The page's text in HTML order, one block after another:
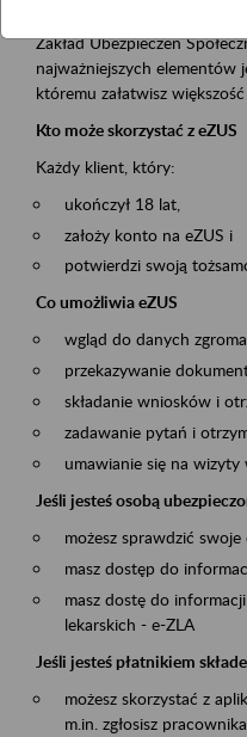
Zakład Ubezpieczeń
najważniejszych elementów
któremu załatwisz
Kto może skorzystać z eZUS
Każdy klient, który:
ukończył 18 lat,
założy konto na eZUS i
potwierdzi swoją
Co umożliwia eZUS
wgląd do danych
przekazywanie
składanie wniosków i
zadawanie pytań i
umawianie się na wizyty
Jeśli jesteś osobą
możesz sprawdzić
masz dostęp do
masz dostę do
lekarskich - e-ZLA
Jeśli jesteś płatnikiem
możesz skorzystać z
m.in. zgłosisz